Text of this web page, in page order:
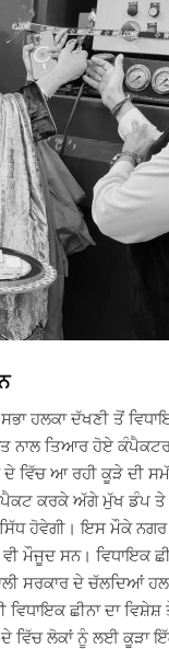
ਹਲਕਾ ਦੱਖਣੀ ਤੋਂ
ਨਾਲ ਤਿਆਰ ਹੋਏ
ਵਿੱਚ ਆ ਰਹੀ ਕੂੜੇ ਦੀ
ਕਰਕੇ ਅੱਗੇ ਮੁੱਖ ਡੰਪ
ਹੋਵੇਗੀ। ਇਸ ਮੌਕੇ
ਵੀ ਮੌਜੂਦ ਸਨ। ਵਿਧਾਇਕ
ਸਰਕਾਰ ਦੇ ਚੱਲਦਿਆਂ
ਛੀਨਾ ਦਾ ਵਿਸ਼ੇਸ਼
ਵਿੱਚ ਲੋਕਾਂ ਨੂੰ ਲਈ ਕੂੜਾ